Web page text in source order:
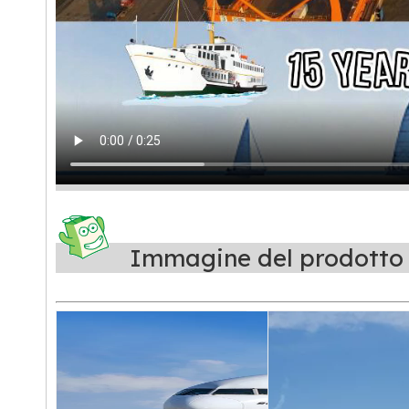
Immagine del